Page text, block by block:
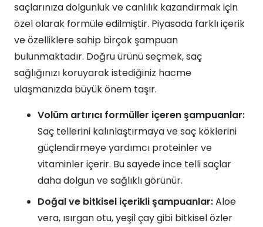
saçlarınıza dolgunluk ve canlılık kazandırmak için
özel olarak formüle edilmiştir. Piyasada farklı içerik
ve özelliklere sahip birçok şampuan
bulunmaktadır. Doğru ürünü seçmek, saç
sağlığınızı koruyarak istediğiniz hacme
ulaşmanızda büyük önem taşır.
Volüm artırıcı formüller içeren şampuanlar:
Saç tellerini kalınlaştırmaya ve saç köklerini
güçlendirmeye yardımcı proteinler ve
vitaminler içerir. Bu sayede ince telli saçlar
daha dolgun ve sağlıklı görünür.
Doğal ve bitkisel içerikli şampuanlar:Aloe
vera, ısırgan otu, yeşil çay gibi bitkisel özler